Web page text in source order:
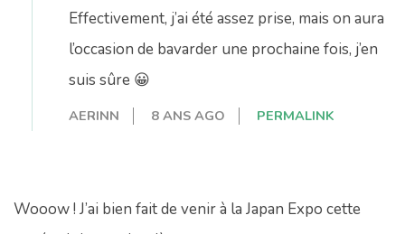
Effectivement, j’ai été assez prise, mais on aura
l’occasion de bavarder une prochaine fois, j’en
suis sûre 😀
AERINN 8 ANS AGO PERMALINK
Wooow ! J’ai bien fait de venir à la Japan Expo cette